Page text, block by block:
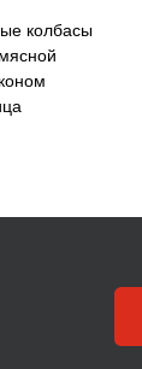
колбасы
Клиентам
О компании